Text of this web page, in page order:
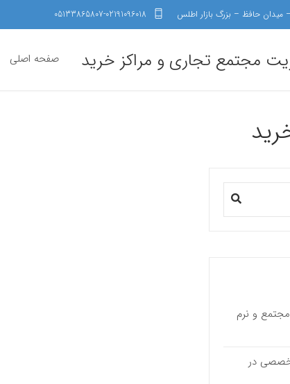
حافظ – بزرگ بازار اطلس 05133865807-02191096018
مجتمع تجاری و مراکز خرید صفحه اصلی
مجتمع و نرم
در